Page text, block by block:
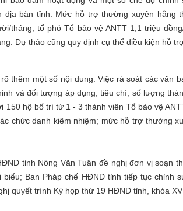
bàn tỉnh. Mức hỗ trợ thường xuyên hằng
tháng; tổ phó Tổ bảo vệ ANTT 1,1 triệu
Dự thảo cũng quy định cụ thể điều kiện hỗ
thêm một số nội dung: Việc rà soát các văn
và đối tượng áp dụng; tiêu chí, số lượng
150 hộ bố trí từ 1 - 3 thành viên Tổ bảo vệ
chức danh kiêm nhiệm; mức hỗ trợ thường
tỉnh Nông Văn Tuân đề nghị đơn vị soạn
Ban Pháp chế HĐND tỉnh tiếp tục chỉnh
quyết trình Kỳ họp thứ 19 HĐND tỉnh, khóa